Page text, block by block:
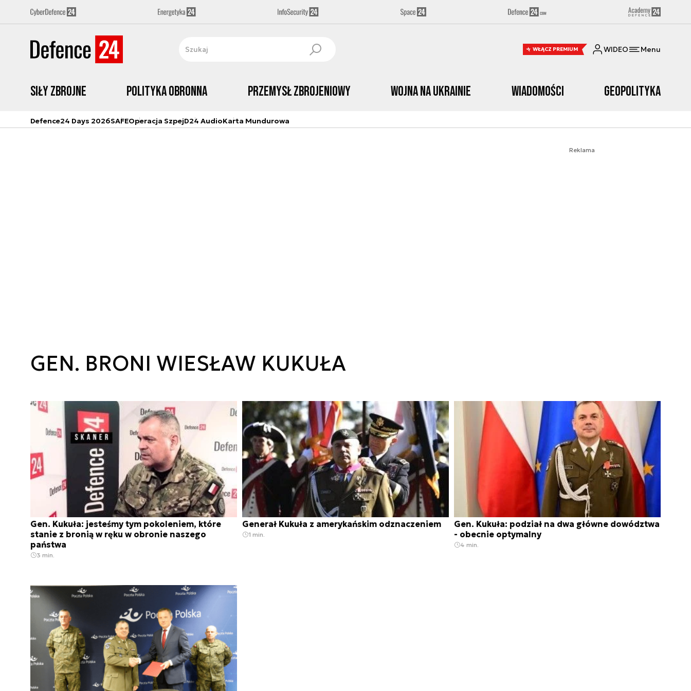
WŁĄCZ PREMIUM WIDEO Menu
Siły zbrojne Polityka obronna Przemysł Zbrojeniowy Wojna na Ukrainie Wiadomości Geopolityka
Defence24 Days 2026SAFEOperacja SzpejD24 AudioKarta Mundurowa
Reklama
GEN. BRONI WIESŁAW KUKUŁA
Gen. Kukuła: jesteśmy tym pokoleniem, które
stanie z bronią w ręku w obronie naszego
państwa
3 min.
Generał Kukuła z amerykańskim odznaczeniem
1 min.
Gen. Kukuła: podział na dwa główne dowództwa
- obecnie optymalny
4 min.